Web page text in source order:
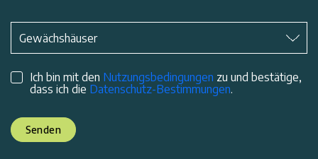
Gewächshäuser
Ich bin mit den Nutzungsbedingungen zu und bestätige,
dass ich die Datenschutz-Bestimmungen.
Senden